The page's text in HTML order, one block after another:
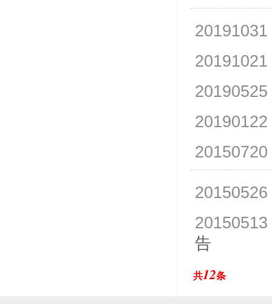
20191031
20191021
20190525
20190122
20150720
20150526
20150513
告
共12条